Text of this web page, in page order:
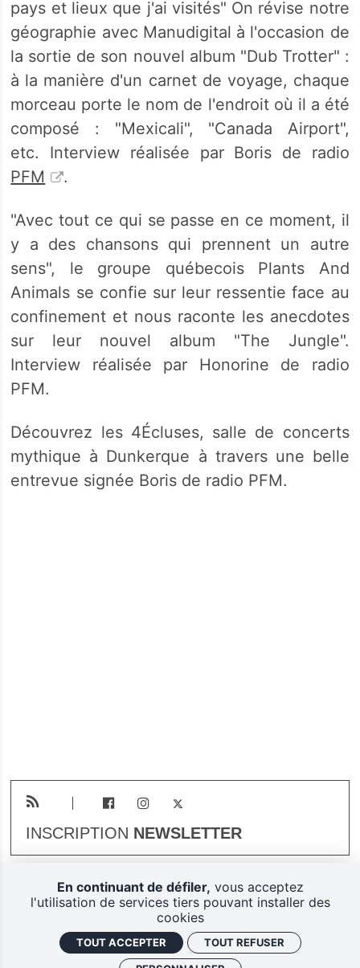
pays et lieux que j'ai visités" On révise notre
géographie avec Manudigital à l'occasion de
la sortie de son nouvel album "Dub Trotter" :
à la manière d'un carnet de voyage, chaque
morceau porte le nom de l'endroit où il a été
composé : "Mexicali", "Canada Airport",
etc. Interview réalisée par Boris de radio
PFM
.
"Avec tout ce qui se passe en ce moment, il
y a des chansons qui prennent un autre
sens", le groupe québecois Plants And
Animals se confie sur leur ressentie face au
confinement et nous raconte les anecdotes
sur leur nouvel album "The Jungle".
Interview réalisée par Honorine de radio
PFM.
Découvrez les 4Écluses, salle de concerts
mythique à Dunkerque à travers une belle
entrevue signée Boris de radio PFM.
INSCRIPTION NEWSLETTER
Plan du site
Mentions légales
Politique de confidentialité
En continuant de défiler, vous acceptez
l'utilisation de services tiers pouvant installer des
cookies
TOUT ACCEPTER TOUT REFUSER